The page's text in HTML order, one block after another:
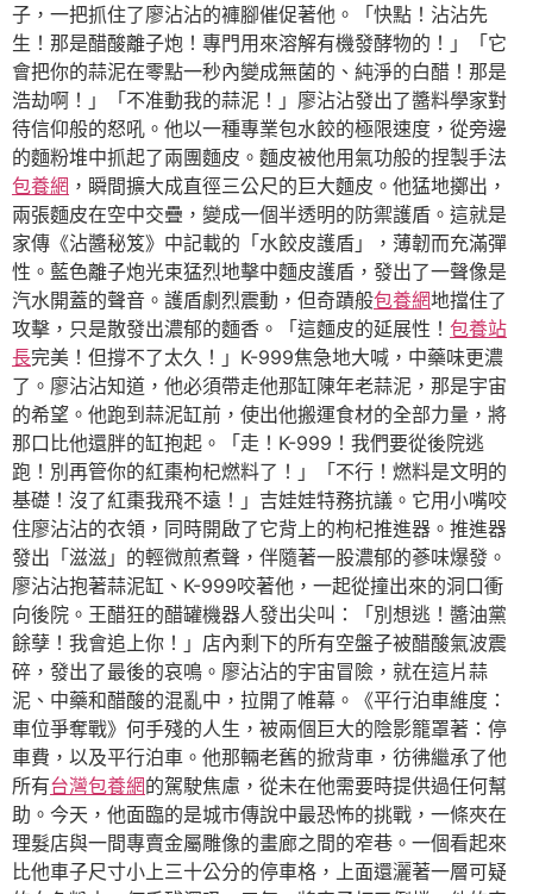
子，一把抓住了廖沾沾的褲腳催促著他。「快點！沾沾先
生！那是醋酸離子炮！專門用來溶解有機發酵物的！」「它
會把你的蒜泥在零點一秒內變成無菌的、純淨的白醋！那是
浩劫啊！」「不准動我的蒜泥！」廖沾沾發出了醬料學家對
待信仰般的怒吼。他以一種專業包水餃的極限速度，從旁邊
的麵粉堆中抓起了兩團麵皮。麵皮被他用氣功般的捏製手法
包養網 ，瞬間擴大成直徑三公尺的巨大麵皮。他猛地擲出，
兩張麵皮在空中交疊，變成一個半透明的防禦護盾。這就是
家傳《沾醬秘笈》中記載的「水餃皮護盾」，薄韌而充滿彈
性。藍色離子炮光束猛烈地擊中麵皮護盾，發出了一聲像是
汽水開蓋的聲音。護盾劇烈震動，但奇蹟般包養網地擋住了
攻擊，只是散發出濃郁的麵香。「這麵皮的延展性！ 包養站
長完美！但撐不了太久！」K-999焦急地大喊，中藥味更濃
了。廖沾沾知道，他必須帶走他那缸陳年老蒜泥，那是宇宙
的希望。他跑到蒜泥缸前，使出他搬運食材的全部力量，將
那口比他還胖的缸抱起。「走！K-999！我們要從後院逃
跑！別再管你的紅棗枸杞燃料了！」「不行！燃料是文明的
基礎！沒了紅棗我飛不遠！」吉娃娃特務抗議。它用小嘴咬
住廖沾沾的衣領，同時開啟了它背上的枸杞推進器。推進器
發出「滋滋」的輕微煎煮聲，伴隨著一股濃郁的蔘味爆發。
廖沾沾抱著蒜泥缸、K-999咬著他，一起從撞出來的洞口衝
向後院。王醋狂的醋罐機器人發出尖叫：「別想逃！醬油黨
餘孽！我會追上你！」店內剩下的所有空盤子被醋酸氣波震
碎，發出了最後的哀鳴。廖沾沾的宇宙冒險，就在這片蒜
泥、中藥和醋酸的混亂中，拉開了帷幕。《平行泊車維度：
車位爭奪戰》何手殘的人生，被兩個巨大的陰影籠罩著：停
車費，以及平行泊車。他那輛老舊的掀背車，彷彿繼承了他
所有台灣包養網的駕駛焦慮，從未在他需要時提供過任何幫
助。今天，他面臨的是城市傳說中最恐怖的挑戰，一條夾在
理髮店與一間專賣金屬雕像的畫廊之間的窄巷。一個看起來
比他車子尺寸小上三十公分的停車格，上面還灑著一層可疑